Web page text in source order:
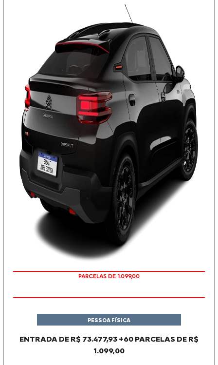
PARCELAS DE 1.099,00
ENTRADA DE R$ 73.477,93 +60 PARCELAS DE R$
1.099,00
PESSOA FÍSICA